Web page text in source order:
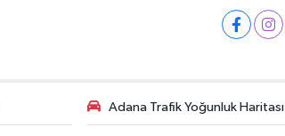
Adana Trafik Yoğunluk Haritası